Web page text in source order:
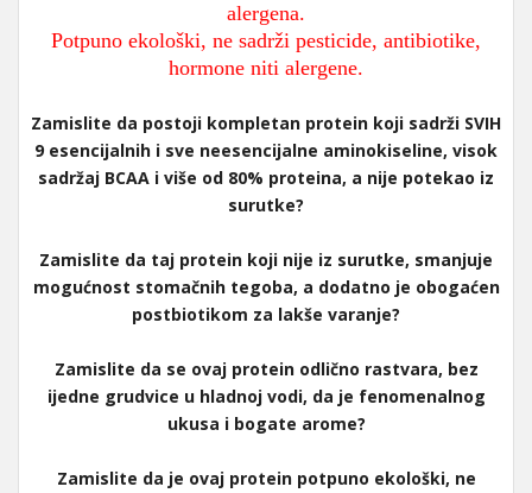
alergena.
Potpuno ekološki, ne sadrži pesticide, antibiotike,
hormone niti alergene.
Zamislite da postoji kompletan protein koji sadrži SVIH
9 esencijalnih i sve neesencijalne aminokiseline, visok
sadržaj BCAA i više od 80% proteina, a nije potekao iz
surutke?
Zamislite da taj protein koji nije iz surutke, smanjuje
mogućnost stomačnih tegoba, a dodatno je obogaćen
postbiotikom za lakše varanje?
Zamislite da se ovaj protein odlično rastvara, bez
ijedne grudvice u hladnoj vodi, da je fenomenalnog
ukusa i bogate arome?
Zamislite da je ovaj protein potpuno ekološki, ne